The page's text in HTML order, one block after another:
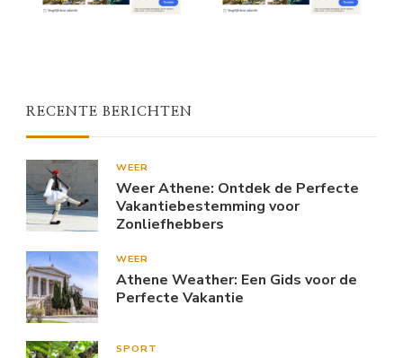
RECENTE BERICHTEN
WEER
Weer Athene: Ontdek de Perfecte
Vakantiebestemming voor
Zonliefhebbers
WEER
Athene Weather: Een Gids voor de
Perfecte Vakantie
SPORT